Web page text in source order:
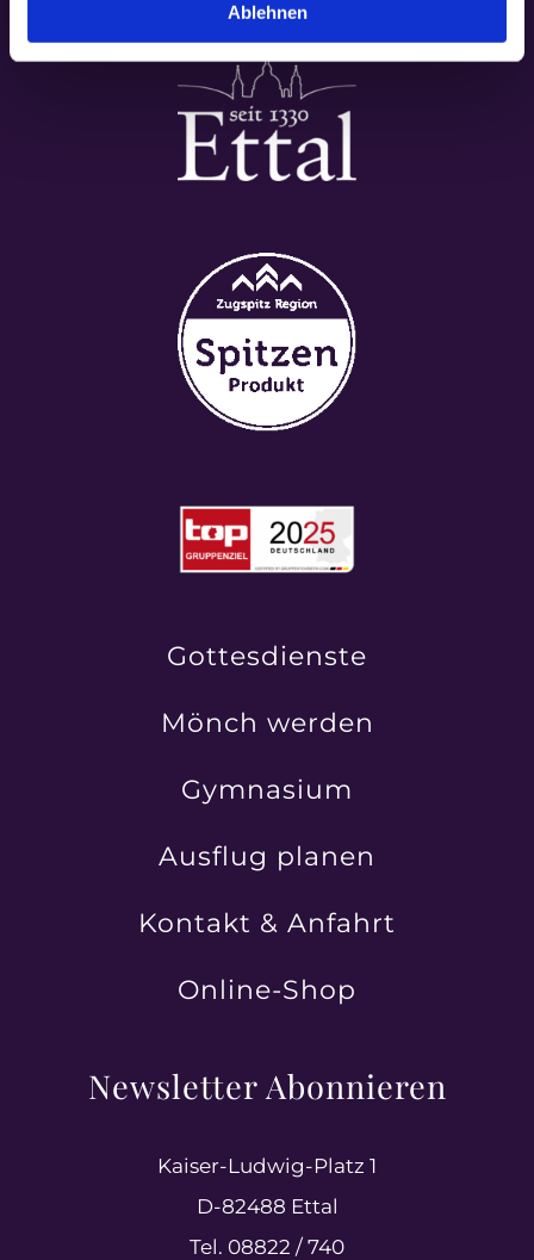
Ablehnen
Gottesdienste
Mönch werden
Gymnasium
Ausflug planen
Kontakt & Anfahrt
Online-Shop
Newsletter Abonnieren
Kaiser-Ludwig-Platz 1
D-82488 Ettal
Tel. 08822 / 740